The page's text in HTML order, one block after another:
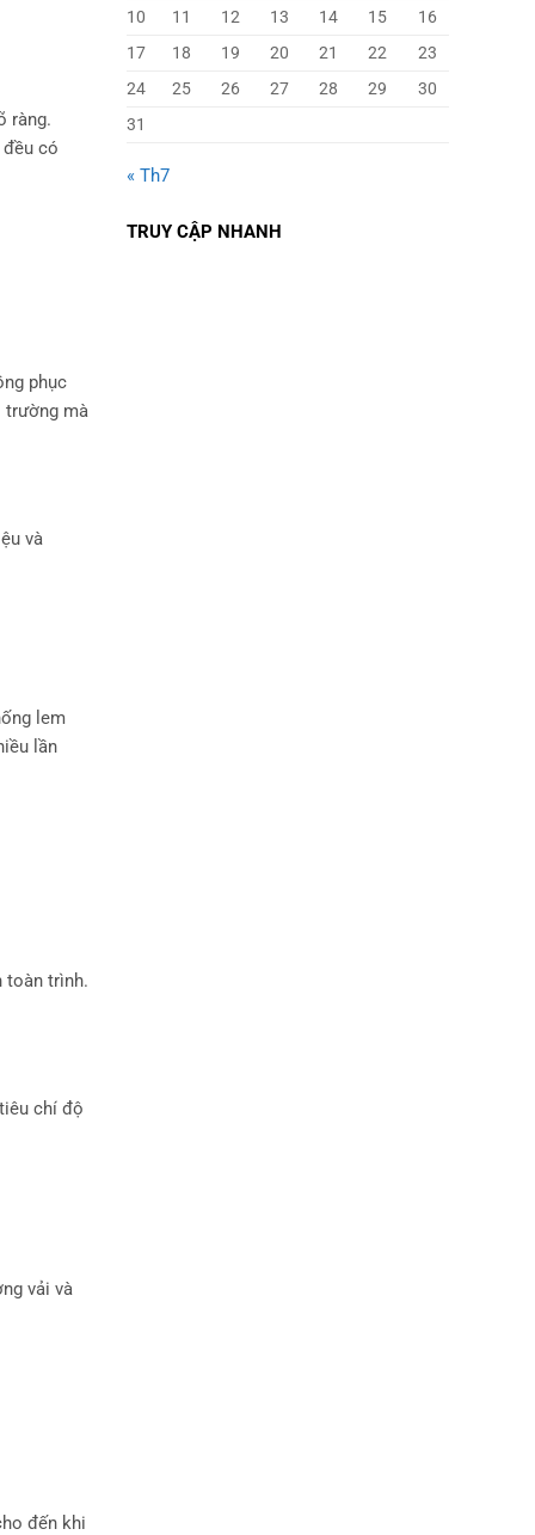
ràng.
có
phục
trường mà
và
lem
lần
toàn trình.
chí độ
vải và
đến khi
10
11 12 13 14 15
16
17
18 19 20 21 22
23
24
25 26 27 28 29
30
31
« Th7
TRUY CẬP NHANH